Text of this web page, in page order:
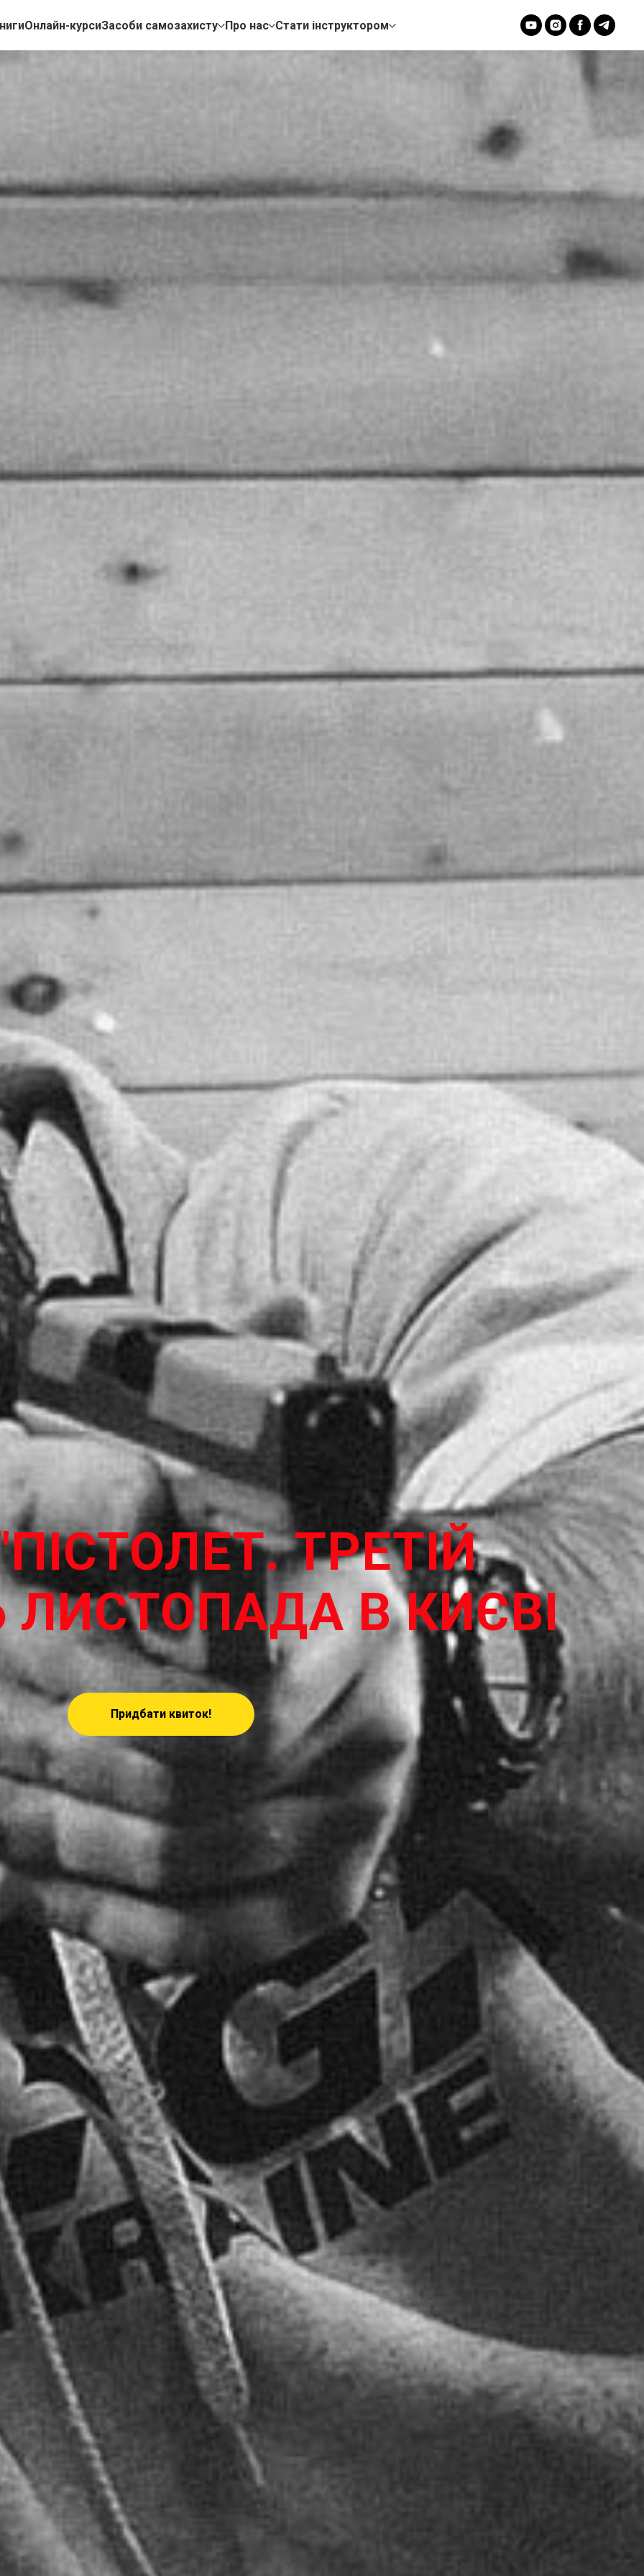
Онлайн-курсиЗасоби самозахисту Про нас Стати інструктором
ТРЕТІЙ
ЛИСТОПАДА В КИЄВІ
Придбати квиток!